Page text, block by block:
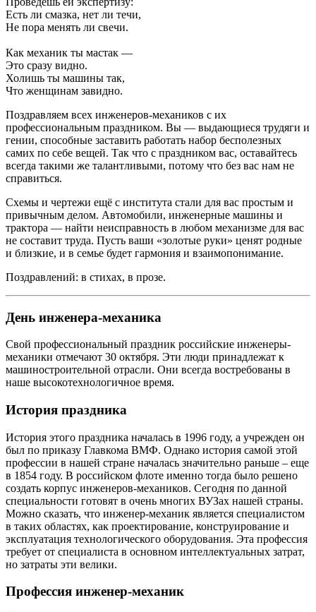
Есть ли смазка, нет ли течи,
Не пора менять ли свечи.
Как механик ты мастак —
Это сразу видно.
Холишь ты машины так,
Что женщинам завидно.
Поздравляем всех инженеров-механиков с их
профессиональным праздником. Вы — выдающиеся трудяги и
гении, способные заставить работать набор бесполезных
самих по себе вещей. Так что с праздником вас, оставайтесь
всегда такими же талантливыми, потому что без вас нам не
справиться.
Схемы и чертежи ещё с института стали для вас простым и
привычным делом. Автомобили, инженерные машины и
трактора — найти неисправность в любом механизме для вас
не составит труда. Пусть ваши «золотые руки» ценят родные
и близкие, и в семье будет гармония и взаимопонимание.
Поздравлений: в стихах, в прозе.
День инженера-механика
Свой профессиональный праздник российские инженеры-
механики отмечают 30 октября. Эти люди принадлежат к
машиностроительной отрасли. Они всегда востребованы в
наше высокотехнологичное время.
История праздника
История этого праздника началась в 1996 году, а учрежден он
был по приказу Главкома ВМФ. Однако история самой этой
профессии в нашей стране началась значительно раньше – еще
в 1854 году. В российском флоте именно тогда было решено
создать корпус инженеров-механиков. Сегодня по данной
специальности готовят в очень многих ВУЗах нашей страны.
Можно сказать, что инженер-механик является специалистом
в таких областях, как проектирование, конструирование и
эксплуатация технологического оборудования. Эта профессия
требует от специалиста в основном интеллектуальных затрат,
но затраты эти велики.
Профессия инженер-механик